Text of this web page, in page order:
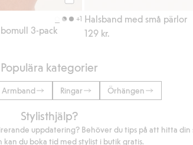
+1
3-pack
Halsband med små pärlor
129 kr.
Populära kategorier
Armband Ringar Örhängen
Stylisthjälp?
uppdatering? Behöver du tips på att hitta din
kan du boka tid med stylist i butik gratis.